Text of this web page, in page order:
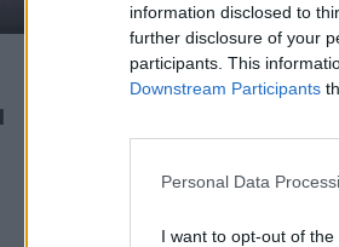
information disclosed to
further disclosure of your
participants. This
Downstream Participants
Personal Data
I want to opt-out of the